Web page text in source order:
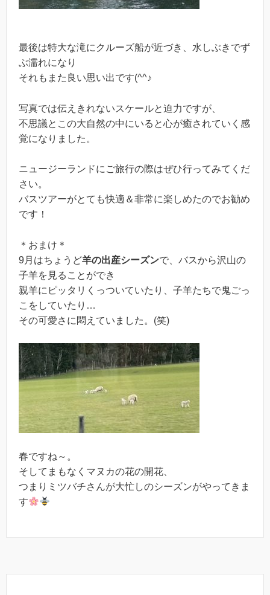
最後は特大な滝にクルーズ船が近づき、水しぶきでず
ぶ濡れになり
それもまた良い思い出です(^^♪
写真では伝えきれないスケールと迫力ですが、
不思議とこの大自然の中にいると心が癒されていく感
覚になりました。
ニュージーランドにご旅行の際はぜひ行ってみてくだ
さい。
バスツアーがとても快適＆非常に楽しめたのでお勧め
です！
＊おまけ＊
9月はちょうど羊の出産シーズンで、バスから沢山の
子羊を見ることができ
親羊にピッタリくっついていたり、子羊たちで鬼ごっ
こをしていたり…
その可愛さに悶えていました。(笑)
春ですね～。
そしてまもなくマヌカの花の開花、
つまりミツバチさんが大忙しのシーズンがやってきま
す